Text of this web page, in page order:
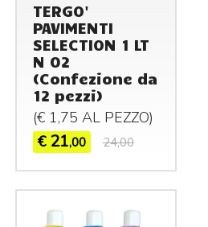
TERGO'
PAVIMENTI
SELECTION 1 LT
N 02
(Confezione da
12 pezzi)
(€ 1,75 AL PEZZO)
€ 21,00 24,00